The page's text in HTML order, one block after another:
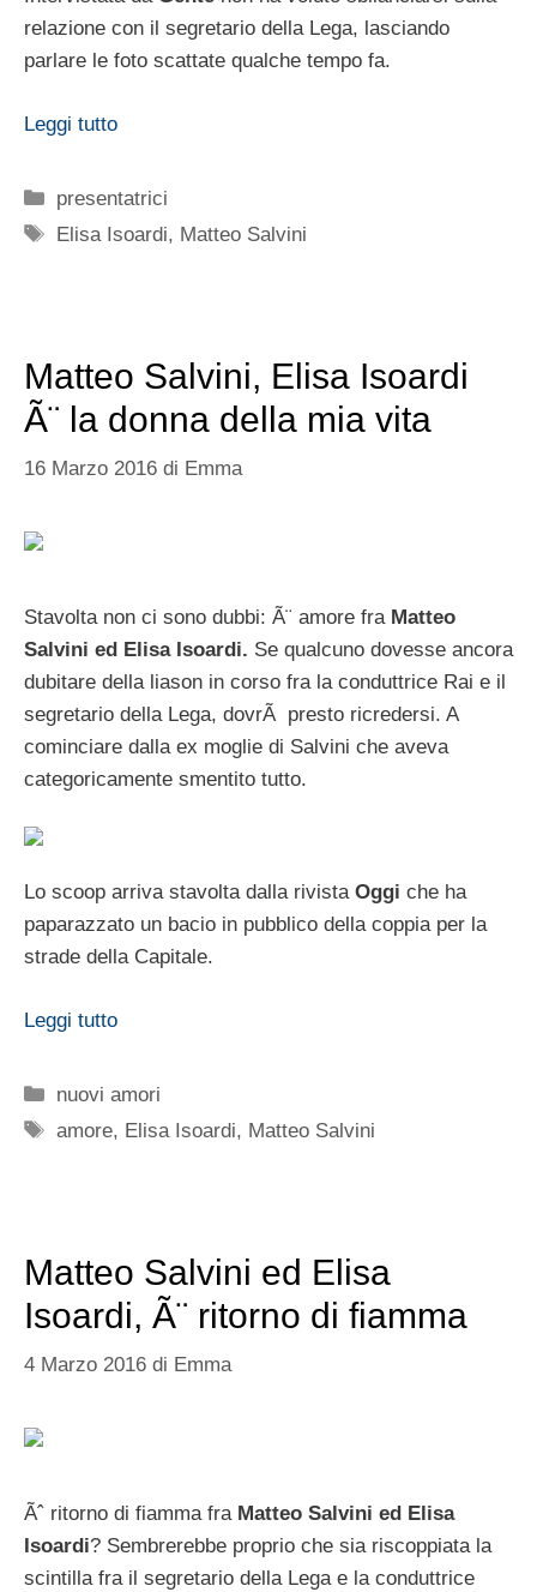
relazione con il segretario della Lega, lasciando
parlare le foto scattate qualche tempo fa.
Leggi tutto
Categorie
presentatrici
Tag
Elisa Isoardi, Matteo Salvini
Matteo Salvini, Elisa Isoardi
Ã¨ la donna della mia vita
16 Marzo 2016 di Emma
Stavolta non ci sono dubbi: Ã¨ amore fra Matteo
Salvini ed Elisa Isoardi. Se qualcuno dovesse ancora
dubitare della liason in corso fra la conduttrice Rai e il
segretario della Lega, dovrÃ presto ricredersi. A
cominciare dalla ex moglie di Salvini che aveva
categoricamente smentito tutto.
Lo scoop arriva stavolta dalla rivista Oggi che ha
paparazzato un bacio in pubblico della coppia per la
strade della Capitale.
Leggi tutto
Categorie
nuovi amori
Tag
amore, Elisa Isoardi, Matteo Salvini
Matteo Salvini ed Elisa
Isoardi, Ã¨ ritorno di fiamma
4 Marzo 2016 di Emma
Ãˆ ritorno di fiamma fra Matteo Salvini ed Elisa
Isoardi? Sembrerebbe proprio che sia riscoppiata la
scintilla fra il segretario della Lega e la conduttrice